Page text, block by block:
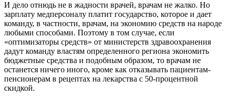
И дело отнюдь не в жадности врачей, врачам не жалко. Но
зарплату медперсоналу платит государство, которое и дает
команду, в частности, врачам, на экономию средств на народе
любыми способами. Поэтому в том случае, если
«оптимизаторы средств» от министерств здравоохранения
дадут команду властям определенного региона экономить
бюджетные средства и подобным образом, то врачам не
останется ничего иного, кроме как отказывать пациентам-
пенсионерам в рецептах на лекарства с 50-процентной
скидкой.